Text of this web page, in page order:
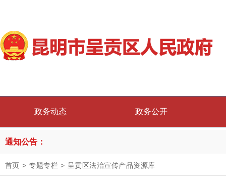
政务动态 政务公开
通知公告：
首页 > 专题专栏 > 呈贡区法治宣传产品资源库